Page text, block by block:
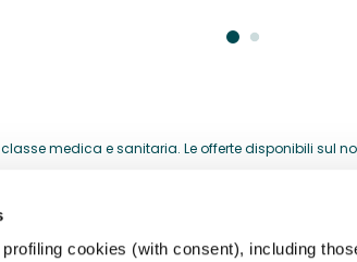
cookies (with consent), including
medica e sanitaria. Le offerte disponibili sul
HELP